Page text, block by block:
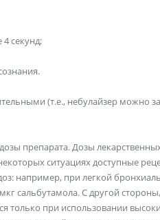
секунд;
(т.е., небулайзер можно
препарата. Дозы
ситуациях доступные
например, при легкой
сальбутамола. С другой
только при использовании